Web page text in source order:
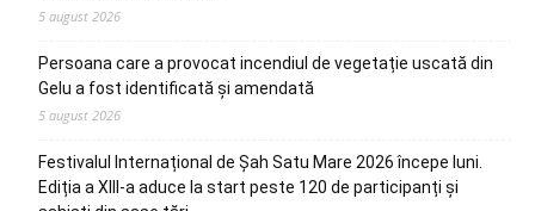
5 august 2026
Persoana care a provocat incendiul de vegetație uscată din
Gelu a fost identificată și amendată
5 august 2026
Festivalul Internațional de Șah Satu Mare 2026 începe luni.
Ediția a XIII-a aduce la start peste 120 de participanți și